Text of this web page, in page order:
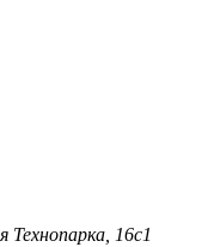
Технопарка, 16с1